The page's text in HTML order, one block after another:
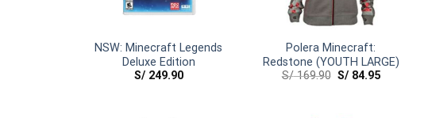
NSW: Minecraft Legends
Deluxe Edition
S/249.90
Polera Minecraft:
Redstone (YOUTH LARGE)
S/169.90 S/84.95